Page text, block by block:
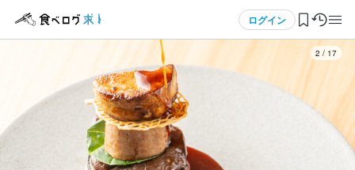
ログイン
ログイン・無料会員登録
食べログ求人TOP
3 / 17
応募画面へ進む